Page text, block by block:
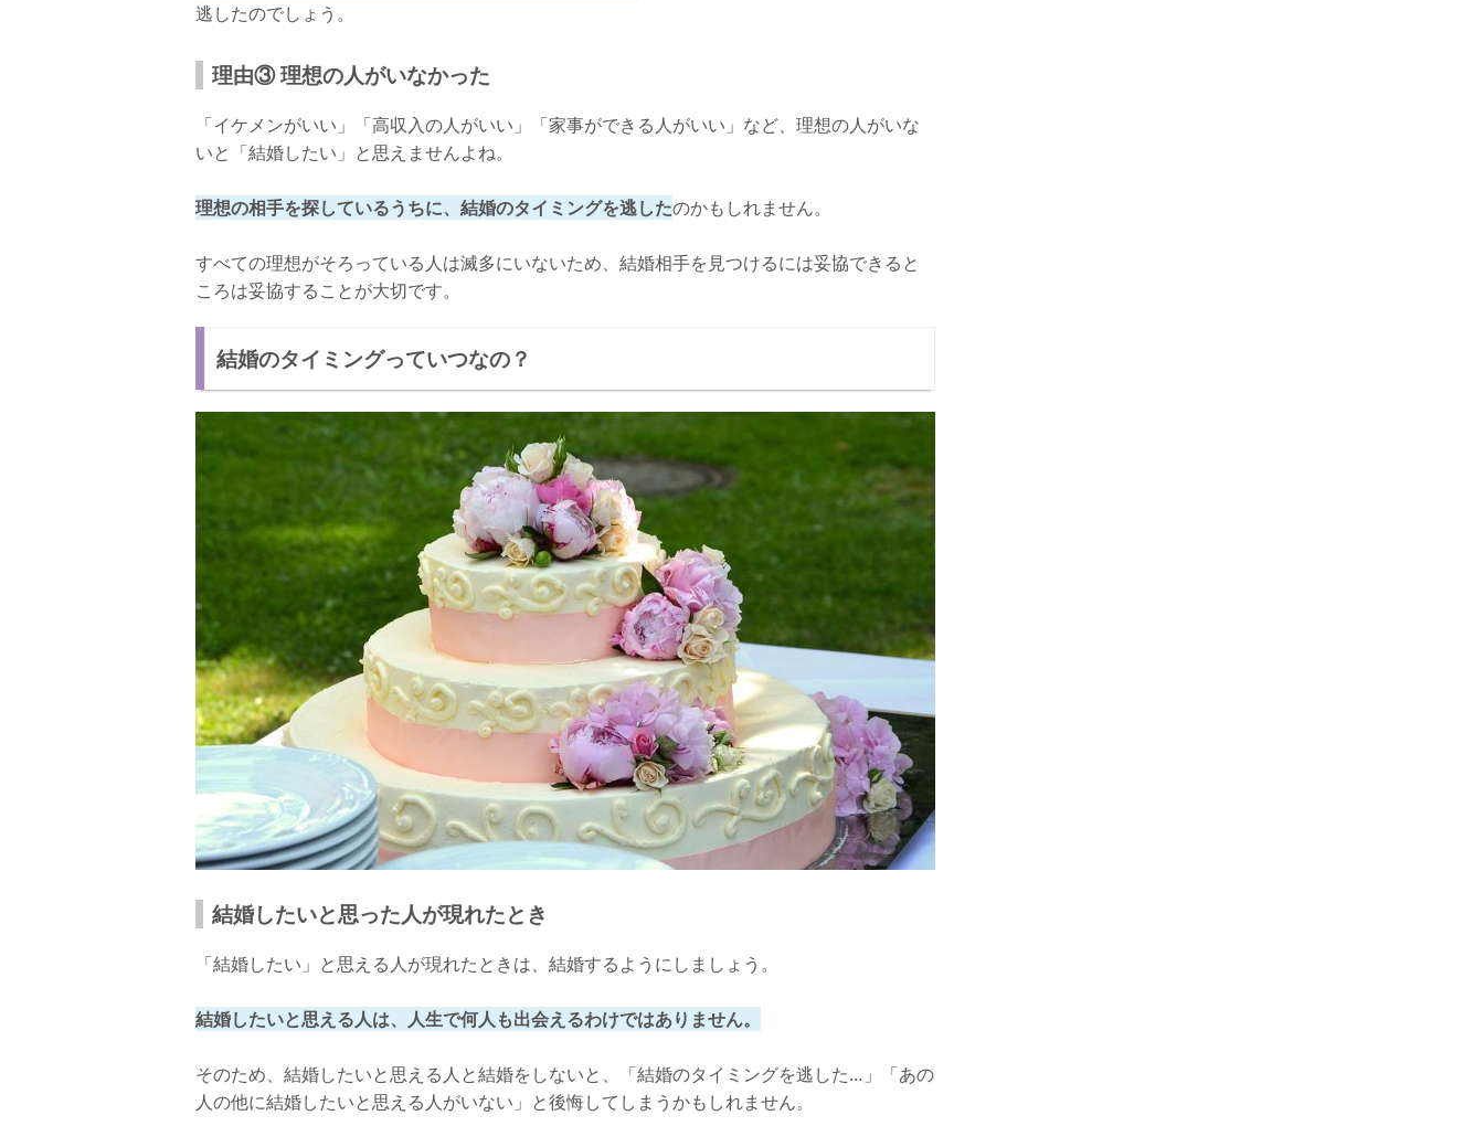
逃したのでしょう。
理由③ 理想の人がいなかった
「イケメンがいい」「高収入の人がいい」「家事ができる人がいい」など、理想の人がいな
いと「結婚したい」と思えませんよね。
理想の相手を探しているうちに、結婚のタイミングを逃したのかもしれません。
すべての理想がそろっている人は滅多にいないため、結婚相手を見つけるには妥協できると
ころは妥協することが大切です。
結婚のタイミングっていつなの？
結婚したいと思った人が現れたとき
「結婚したい」と思える人が現れたときは、結婚するようにしましょう。
結婚したいと思える人は、人生で何人も出会えるわけではありません。
そのため、結婚したいと思える人と結婚をしないと、「結婚のタイミングを逃した…」「あの
人の他に結婚したいと思える人がいない」と後悔してしまうかもしれません。